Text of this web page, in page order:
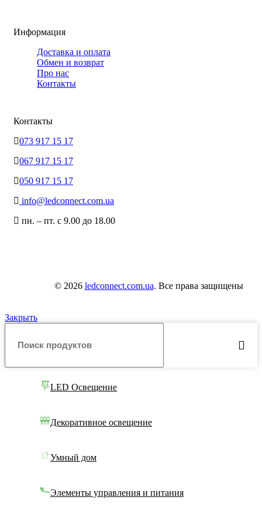
Информация
Доставка и оплата
Обмен и возврат
Про нас
Контакты
Контакты
073 917 15 17
067 917 15 17
050 917 15 17
info@ledconnect.com.ua
пн. – пт. с 9.00 до 18.00
© 2026 ledconnect.com.ua. Все права защищены
Закрыть
LED Освещение
Декоративное освещение
Умный дом
Элементы управления и питания